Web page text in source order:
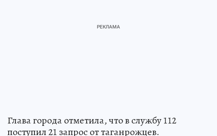
Глава города отметила, что в службу 112
поступил 21 запрос от таганрожцев.